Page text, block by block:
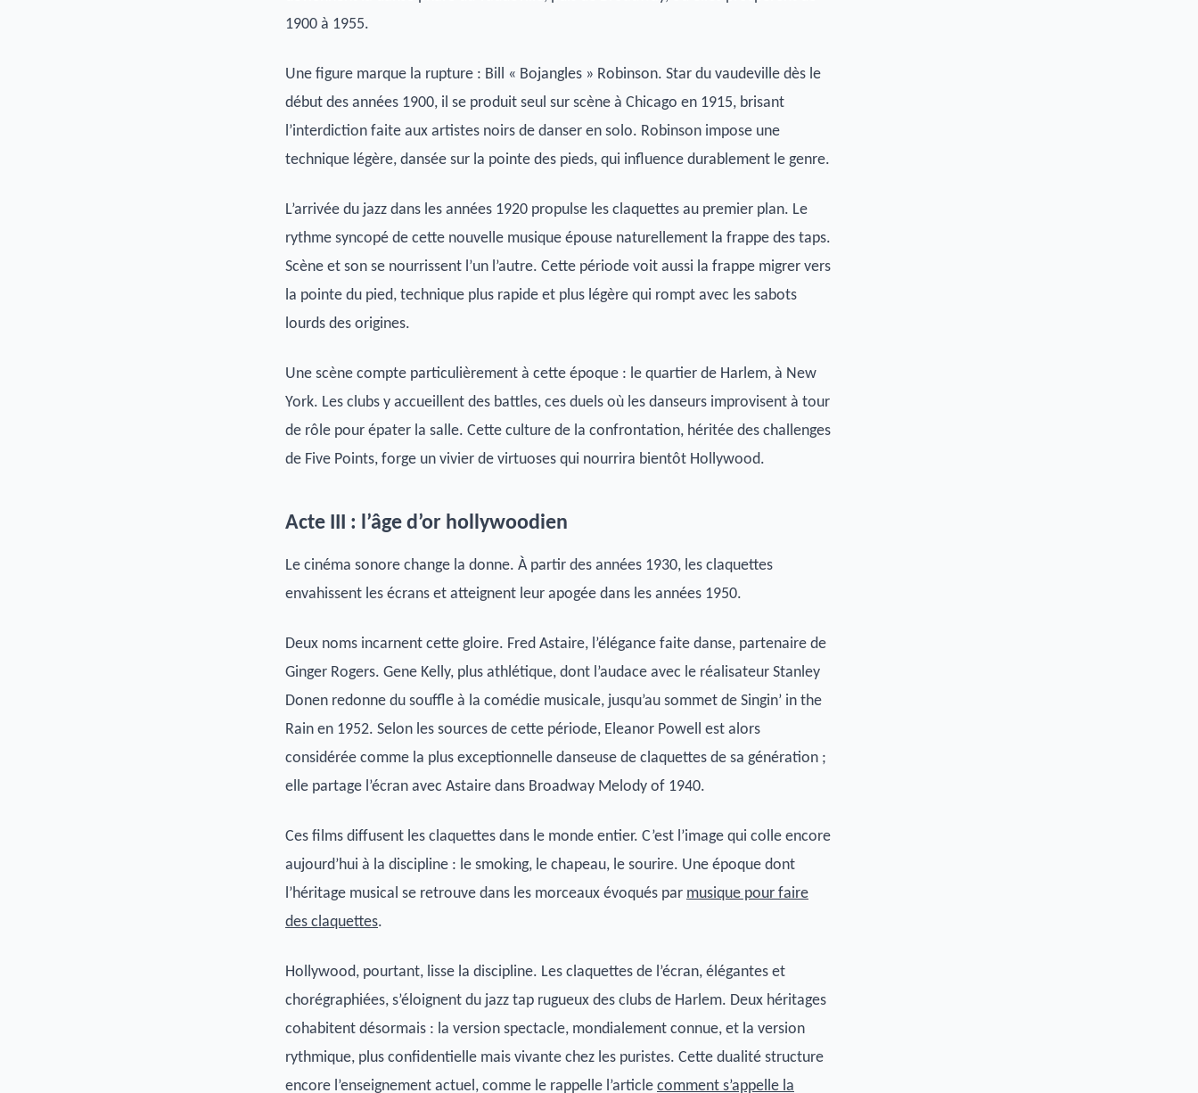
1900 à 1955.
Une figure marque la rupture : Bill « Bojangles » Robinson. Star du vaudeville dès le
début des années 1900, il se produit seul sur scène à Chicago en 1915, brisant
l’interdiction faite aux artistes noirs de danser en solo. Robinson impose une
technique légère, dansée sur la pointe des pieds, qui influence durablement le genre.
L’arrivée du jazz dans les années 1920 propulse les claquettes au premier plan. Le
rythme syncopé de cette nouvelle musique épouse naturellement la frappe des taps.
Scène et son se nourrissent l’un l’autre. Cette période voit aussi la frappe migrer vers
la pointe du pied, technique plus rapide et plus légère qui rompt avec les sabots
lourds des origines.
Une scène compte particulièrement à cette époque : le quartier de Harlem, à New
York. Les clubs y accueillent des battles, ces duels où les danseurs improvisent à tour
de rôle pour épater la salle. Cette culture de la confrontation, héritée des challenges
de Five Points, forge un vivier de virtuoses qui nourrira bientôt Hollywood.
Acte III : l’âge d’or hollywoodien
Le cinéma sonore change la donne. À partir des années 1930, les claquettes
envahissent les écrans et atteignent leur apogée dans les années 1950.
Deux noms incarnent cette gloire. Fred Astaire, l’élégance faite danse, partenaire de
Ginger Rogers. Gene Kelly, plus athlétique, dont l’audace avec le réalisateur Stanley
Donen redonne du souffle à la comédie musicale, jusqu’au sommet de Singin’ in the
Rain en 1952. Selon les sources de cette période, Eleanor Powell est alors
considérée comme la plus exceptionnelle danseuse de claquettes de sa génération ;
elle partage l’écran avec Astaire dans Broadway Melody of 1940.
Ces films diffusent les claquettes dans le monde entier. C’est l’image qui colle encore
aujourd’hui à la discipline : le smoking, le chapeau, le sourire. Une époque dont
l’héritage musical se retrouve dans les morceaux évoqués par musique pour faire
des claquettes.
Hollywood, pourtant, lisse la discipline. Les claquettes de l’écran, élégantes et
chorégraphiées, s’éloignent du jazz tap rugueux des clubs de Harlem. Deux héritages
cohabitent désormais : la version spectacle, mondialement connue, et la version
rythmique, plus confidentielle mais vivante chez les puristes. Cette dualité structure
encore l’enseignement actuel, comme le rappelle l’article comment s’appelle la